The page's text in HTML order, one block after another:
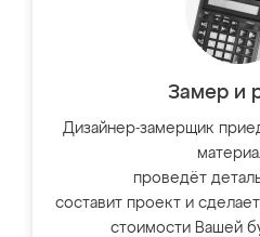
Замер и
Дизайнер-замерщик
проведёт
составит проект и
стоимости Вашей